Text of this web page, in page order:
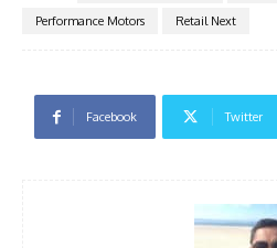
Performance Motors
Retail Next
Facebook Twitter